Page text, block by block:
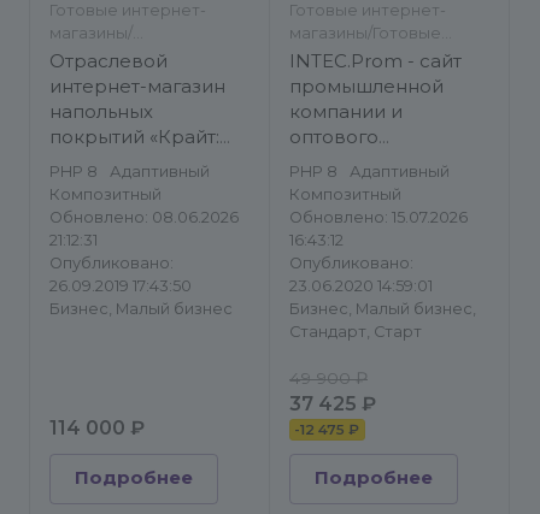
Готовые интернет-
магазины/
Строительство и
ремонт
Отраслевой
интернет-магазин
напольных
покрытий «Крайт:
Напольные
покрытия.Floor»
PHP 8
Адаптивный
Композитный
Обновлено: 08.06.2026
21:12:31
Опубликовано:
26.09.2019 17:43:50
Бизнес, Малый бизнес
114 000 ₽
Подробнее
Готовые интернет-
магазины/Готовые
сайты/Строительство и
ремонт/Корпоративный
сайт
INTEC.Prom - сайт
промышленной
компании и
оптового
поставщика с B2B
кабинетом и
интернет-
магазином
PHP 8
Адаптивный
Композитный
Обновлено: 15.07.2026
16:43:12
Опубликовано:
23.06.2020 14:59:01
Бизнес, Малый бизнес,
Стандарт, Старт
49 900 ₽
37 425 ₽
-12 475 ₽
Подробнее